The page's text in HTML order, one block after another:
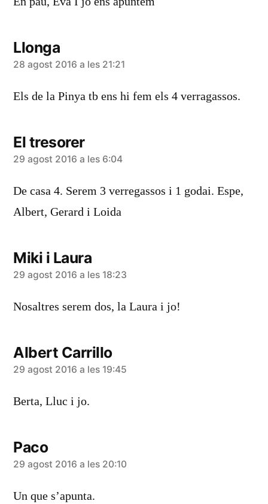
Llonga
diu:
28 agost 2016 a les 21:21
Els de la Pinya tb ens hi fem els 4 verragassos.
El tresorer
diu:
29 agost 2016 a les 6:04
De casa 4. Serem 3 verregassos i 1 godai. Espe,
Albert, Gerard i Loida
Miki i Laura
diu:
29 agost 2016 a les 18:23
Nosaltres serem dos, la Laura i jo!
Albert Carrillo
diu:
29 agost 2016 a les 19:45
Berta, Lluc i jo.
Paco
diu:
29 agost 2016 a les 20:10
Un que s’apunta.